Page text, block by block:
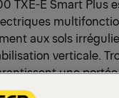
TXE-E Smart Plus
aux sols
verticale.
une
un encombrement